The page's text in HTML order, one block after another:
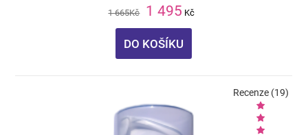
1 665Kč 1 495 Kč
DO KOŠÍKU
Recenze (19)